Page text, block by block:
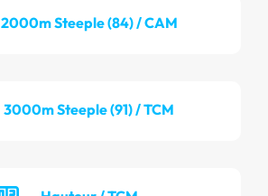
2000m Steeple (84) / CAM
3000m Steeple (91) / TCM